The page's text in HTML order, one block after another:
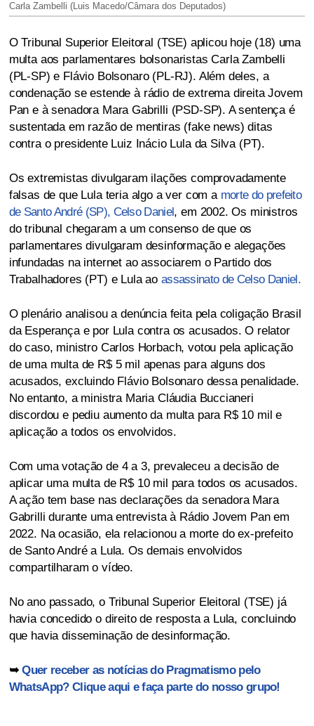
Carla Zambelli (Luis Macedo/Câmara dos Deputados)
O Tribunal Superior Eleitoral (TSE) aplicou hoje (18) uma
multa aos parlamentares bolsonaristas Carla Zambelli
(PL-SP) e Flávio Bolsonaro (PL-RJ). Além deles, a
condenação se estende à rádio de extrema direita Jovem
Pan e à senadora Mara Gabrilli (PSD-SP). A sentença é
sustentada em razão de mentiras (fake news) ditas
contra o presidente Luiz Inácio Lula da Silva (PT).
Os extremistas divulgaram ilações comprovadamente
falsas de que Lula teria algo a ver com a morte do prefeito
de Santo André (SP), Celso Daniel, em 2002. Os ministros
do tribunal chegaram a um consenso de que os
parlamentares divulgaram desinformação e alegações
infundadas na internet ao associarem o Partido dos
Trabalhadores (PT) e Lula ao assassinato de Celso Daniel.
O plenário analisou a denúncia feita pela coligação Brasil
da Esperança e por Lula contra os acusados. O relator
do caso, ministro Carlos Horbach, votou pela aplicação
de uma multa de R$ 5 mil apenas para alguns dos
acusados, excluindo Flávio Bolsonaro dessa penalidade.
No entanto, a ministra Maria Cláudia Buccianeri
discordou e pediu aumento da multa para R$ 10 mil e
aplicação a todos os envolvidos.
Com uma votação de 4 a 3, prevaleceu a decisão de
aplicar uma multa de R$ 10 mil para todos os acusados.
A ação tem base nas declarações da senadora Mara
Gabrilli durante uma entrevista à Rádio Jovem Pan em
2022. Na ocasião, ela relacionou a morte do ex-prefeito
de Santo André a Lula. Os demais envolvidos
compartilharam o vídeo.
No ano passado, o Tribunal Superior Eleitoral (TSE) já
havia concedido o direito de resposta a Lula, concluindo
que havia disseminação de desinformação.
➥Quer receber as notícias do Pragmatismo pelo
WhatsApp? Clique aqui e faça parte do nosso grupo!